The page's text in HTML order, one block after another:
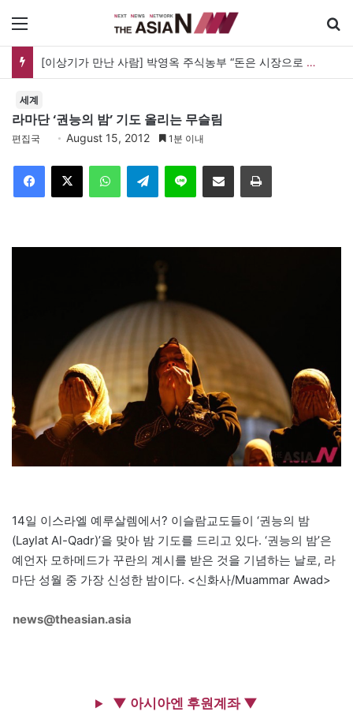
[신간] 대통령의 등 뒤 1미터…“보이지 않는 자리에서 누구를 지킨다는 것”
세계
라마단 ‘권능의 밤’ 기도 올리는 무슬림
편집국 August 15, 2012 1분 이내
Telegram 이메일
14일 이스라엘 예루살렘에서? 이슬람교도들이 ‘권능의 밤
(Laylat Al-Qadr)’을 맞아 밤 기도를 드리고 있다. ‘권능의 밤’은
예언자 모하메드가 꾸란의 계시를 받은 것을 기념하는 날로, 라
마단 성월 중 가장 신성한 밤이다. <신화사/Muammar Awad>
news@theasian.asia
▼ 아시아엔 후원계좌 ▼